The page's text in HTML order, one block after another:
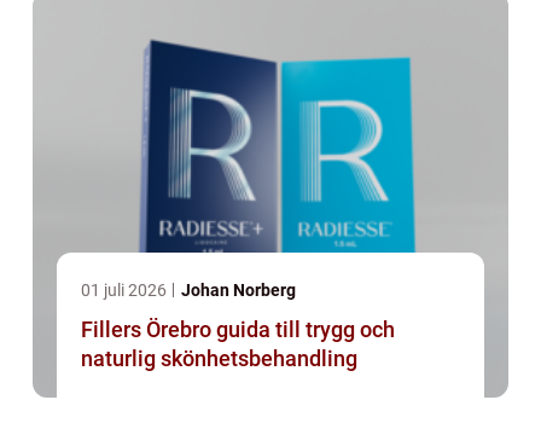
01 juli 2026 Johan Norberg
Fillers Örebro guida till trygg och
naturlig skönhetsbehandling